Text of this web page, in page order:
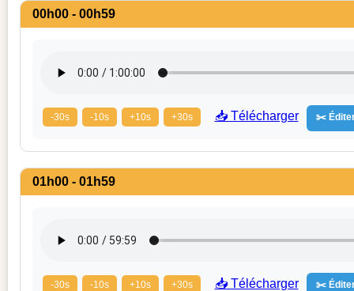
00h00 - 00h59
-30s -10s +10s +30s 📥 Télécharger ✂️
01h00 - 01h59
-30s -10s +10s +30s 📥 Télécharger ✂️